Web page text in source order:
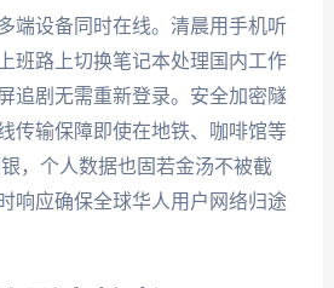
端设备同时在线。清晨用手机听
班路上切换笔记本处理国内工作
追剧无需重新登录。安全加密隧
传输保障即使在地铁、咖啡馆等
，个人数据也固若金汤不被截
响应确保全球华人用户网络归途